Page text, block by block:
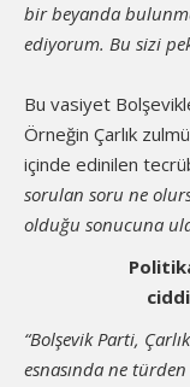
bir beyanda
ediyorum. Bu sizi
Bu vasiyet
Örneğin Çarlık
içinde edinilen
sorulan soru ne
olduğu sonucuna
“Bolşevik Parti,
esnasında ne